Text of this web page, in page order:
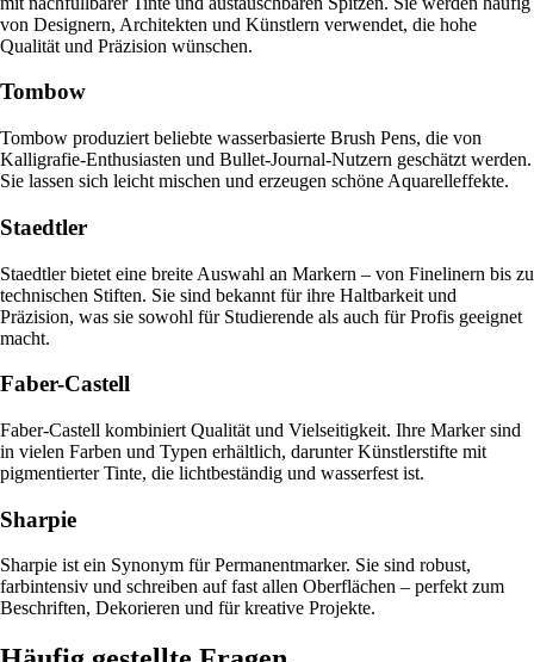
von Designern, Architekten und Künstlern verwendet, die hohe
Qualität und Präzision wünschen.
Tombow
Tombow produziert beliebte wasserbasierte Brush Pens, die von
Kalligrafie-Enthusiasten und Bullet-Journal-Nutzern geschätzt werden.
Sie lassen sich leicht mischen und erzeugen schöne Aquarelleffekte.
Staedtler
Staedtler bietet eine breite Auswahl an Markern – von Finelinern bis zu
technischen Stiften. Sie sind bekannt für ihre Haltbarkeit und
Präzision, was sie sowohl für Studierende als auch für Profis geeignet
macht.
Faber-Castell
Faber-Castell kombiniert Qualität und Vielseitigkeit. Ihre Marker sind
in vielen Farben und Typen erhältlich, darunter Künstlerstifte mit
pigmentierter Tinte, die lichtbeständig und wasserfest ist.
Sharpie
Sharpie ist ein Synonym für Permanentmarker. Sie sind robust,
farbintensiv und schreiben auf fast allen Oberflächen – perfekt zum
Beschriften, Dekorieren und für kreative Projekte.